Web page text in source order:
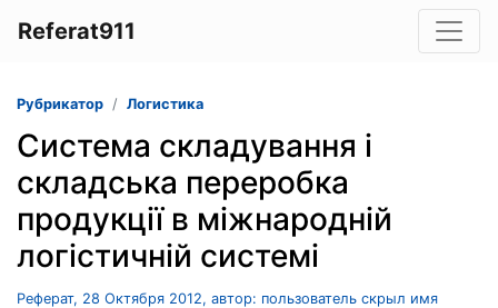
Referat911
Рубрикатор Логистика
Система складування і
складська переробка
продукції в міжнародній
логістичній системі
Реферат, 28 Октября 2012, автор: пользователь скрыл имя